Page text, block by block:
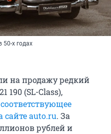
50-х годах
на продажу редкий
190 (SL-Class),
соответствующее
сайте auto.ru. За
рублей и